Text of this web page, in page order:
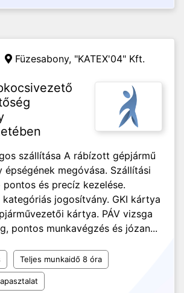
Füzesabony, "KATEX'04" Kft.
szállítása A rábízott gépjármű
épségének megóvása. Szállítási
és precíz kezelése.
kategóriás jogosítvány. GKI kártya
kártya. PÁV vizsga
pontos munkavégzés és józan...
Teljes munkaidő 8 óra